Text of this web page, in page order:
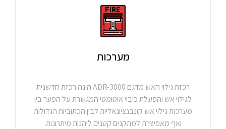
מערכות
רכזת גילוי האש מדגם ADR-3000 הינה רכזת חדשנית
לגילוי אש והפעלת כיבוי אוטומטי המגשרת על הפער בין
מערכות גילוי אש קונבנציונאליות לבין הכתוביות הגדולות
ואף מאפשרת למתקנים קטנים ליהנות מיתרונות.